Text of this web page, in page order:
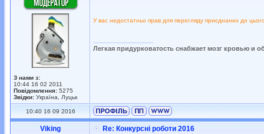
З нами з:
10:44 16 02 2011
Повідомлення: 5275
Звідки: Україна, Луцьк
У вас недостатньо прав для перегляду приєднаних до
Легкая придурковатость снабжает мозг кровью и
10:40 16 09 2016
Viking Re: Конкурсні роботи 2016